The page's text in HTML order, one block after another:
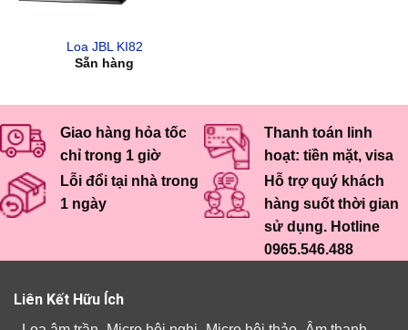
Loa JBL KI82
Sẵn hàng
Giao hàng hỏa tốc
chỉ trong 1 giờ
Thanh toán linh
hoạt: tiền mặt, visa
Lỗi đổi tại nhà trong
1 ngày
Hỗ trợ quý khách
hàng suốt thời gian
sử dụng. Hotline
0965.546.488
Liên Kết Hữu Ích